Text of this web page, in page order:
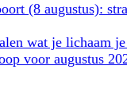
(8 augustus):
wat je lichaam
voor augustus